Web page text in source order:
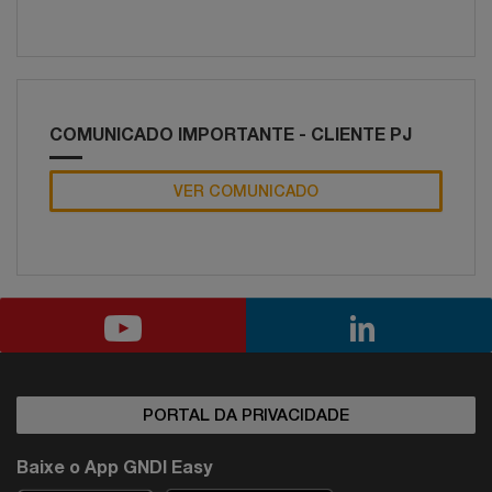
COMUNICADO IMPORTANTE - CLIENTE PJ
VER COMUNICADO
PORTAL DA PRIVACIDADE
Baixe o App GNDI Easy